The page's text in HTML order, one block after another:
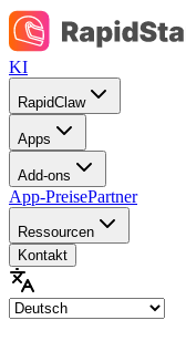
KI
RapidClaw
Apps
Add-ons
App-PreisePartner
Ressourcen
Kontakt